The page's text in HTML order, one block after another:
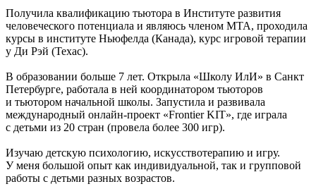
Получила квалификацию тьютора в Институте развития
человеческого потенциала и являюсь членом МТА, проходила
курсы в институте Ньюфелда (Канада), курс игровой терапии
у Ди Рэй (Техас).
В образовании больше 7 лет. Открыла «Школу ИлИ» в Санкт
Петербурге, работала в ней координатором тьюторов
и тьютором начальной школы. Запустила и развивала
международный онлайн-проект «Frontier KIT», где играла
с детьми из 20 стран (провела более 300 игр).
Изучаю детскую психологию, искусствотерапию и игру.
У меня большой опыт как индивидуальной, так и групповой
работы с детьми разных возрастов.